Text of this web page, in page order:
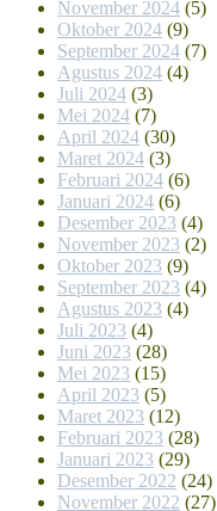
November 2024 (5)
Oktober 2024 (9)
September 2024 (7)
Agustus 2024 (4)
Juli 2024 (3)
Mei 2024 (7)
April 2024 (30)
Maret 2024 (3)
Februari 2024 (6)
Januari 2024 (6)
Desember 2023 (4)
November 2023 (2)
Oktober 2023 (9)
September 2023 (4)
Agustus 2023 (4)
Juli 2023 (4)
Juni 2023 (28)
Mei 2023 (15)
April 2023 (5)
Maret 2023 (12)
Februari 2023 (28)
Januari 2023 (29)
Desember 2022 (24)
November 2022 (27)